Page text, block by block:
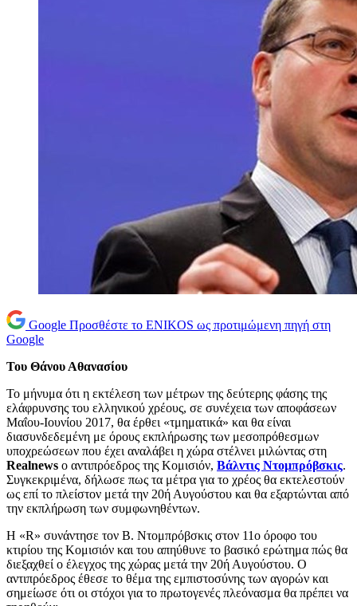
Google Προσθέστε το ENIKOS ως προτιμώμενη πηγή στη
Google
Του Θάνου Αθανασίου
Το μήνυμα ότι η εκτέλεση των μέτρων της δεύτερης φάσης της
ελάφρυνσης του ελληνικού χρέους, σε συνέχεια των αποφάσεων
Μαΐου-Ιουνίου 2017, θα έρθει «τμηματικά» και θα είναι
διασυνδεδεμένη με όρους εκπλήρωσης των μεσοπρόθεσμων
υποχρεώσεων που έχει αναλάβει η χώρα στέλνει μιλώντας στη
Realnews ο αντιπρόεδρος της Κομισιόν, Βάλντις Ντομπρόβσκις.
Συγκεκριμένα, δήλωσε πως τα μέτρα για το χρέος θα εκτελεστούν
ως επί το πλείστον μετά την 20ή Αυγούστου και θα εξαρτώνται από
την εκπλήρωση των συμφωνηθέντων.
H «R» συνάντησε τον Β. Ντομπρόβσκις στον 11ο όροφο του
κτιρίου της Κομισιόν και του απηύθυνε το βασικό ερώτημα πώς θα
διεξαχθεί ο έλεγχος της χώρας μετά την 20ή Αυγούστου. Ο
αντιπρόεδρος έθεσε το θέμα της εμπιστοσύνης των αγορών και
σημείωσε ότι οι στόχοι για το πρωτογενές πλεόνασμα θα πρέπει να